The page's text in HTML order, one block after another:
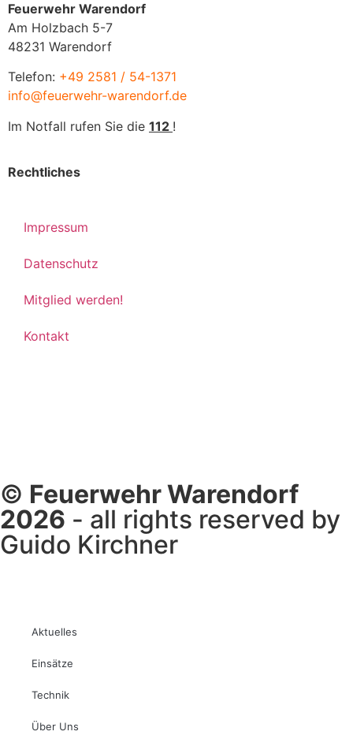
Feuerwehr Warendorf
Am Holzbach 5-7
48231 Warendorf
Telefon: +49 2581 / 54-1371
info@feuerwehr-warendorf.de
Im Notfall rufen Sie die 112 !
Rechtliches
Impressum
Datenschutz
Mitglied werden!
Kontakt
© Feuerwehr Warendorf
2026 - all rights reserved by
Guido Kirchner
Aktuelles
Einsätze
Technik
Über Uns